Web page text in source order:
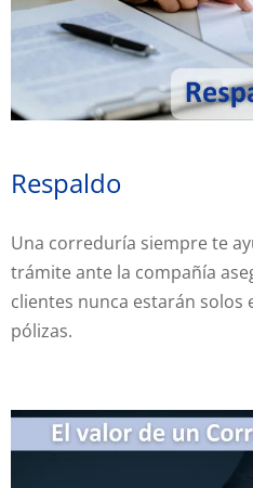
Respaldo
Una correduría siempre te
trámite ante la compañía
clientes nunca estarán solos
pólizas.